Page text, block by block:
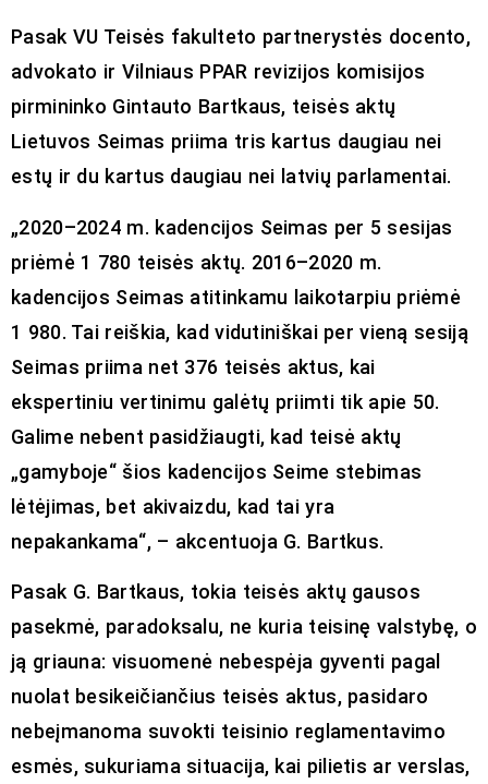
Pasak VU Teisės fakulteto partnerystės docento,
advokato ir Vilniaus PPAR revizijos komisijos
pirmininko Gintauto Bartkaus, teisės aktų
Lietuvos Seimas priima tris kartus daugiau nei
estų ir du kartus daugiau nei latvių parlamentai.
„2020–2024 m. kadencijos Seimas per 5 sesijas
priėmė̇ 1 780 teisės aktų. 2016–2020 m.
kadencijos Seimas atitinkamu laikotarpiu priėmė
1 980. Tai reiškia, kad vidutiniškai per vieną sesiją
Seimas priima net 376 teisės aktus, kai
ekspertiniu vertinimu galėtų priimti tik apie 50.
Galime nebent pasidžiaugti, kad teisė aktų
„gamyboje“ šios kadencijos Seime stebimas
lėtėjimas, bet akivaizdu, kad tai yra
nepakankama“, – akcentuoja G. Bartkus.
Pasak G. Bartkaus, tokia teisės aktų gausos
pasekmė, paradoksalu, ne kuria teisinę valstybę, o
ją griauna: visuomenė nebespėja gyventi pagal
nuolat besikeičiančius teisės aktus, pasidaro
nebeįmanoma suvokti teisinio reglamentavimo
esmės, sukuriama situacija, kai pilietis ar verslas,